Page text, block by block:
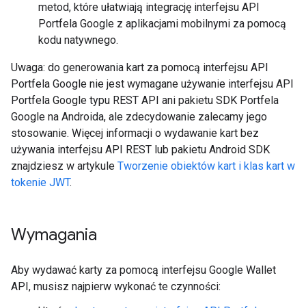
metod, które ułatwiają integrację interfejsu API
Portfela Google z aplikacjami mobilnymi za pomocą
kodu natywnego.
Uwaga: do generowania kart za pomocą interfejsu API
Portfela Google nie jest wymagane używanie interfejsu API
Portfela Google typu REST API ani pakietu SDK Portfela
Google na Androida, ale zdecydowanie zalecamy jego
stosowanie. Więcej informacji o wydawanie kart bez
używania interfejsu API REST lub pakietu Android SDK
znajdziesz w artykule Tworzenie obiektów kart i klas kart w
tokenie JWT.
Wymagania
Aby wydawać karty za pomocą interfejsu Google Wallet
API, musisz najpierw wykonać te czynności: